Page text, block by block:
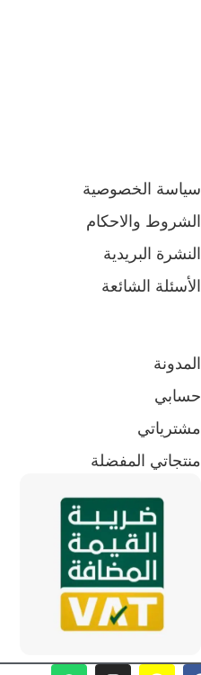
سياسة الخصوصية
الشروط والاحكام
النشرة البريدية
الأسئلة الشائعة
المدونة
حسابي
مشترياتي
منتجاتي المفضلة